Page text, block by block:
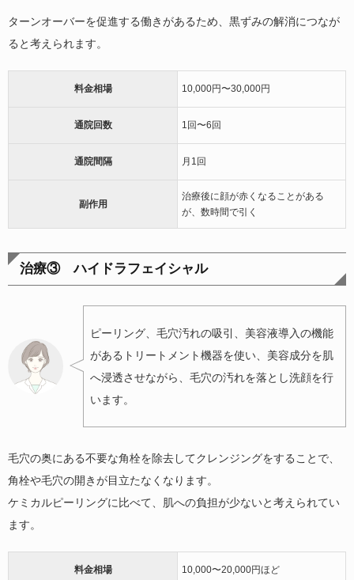
ターンオーバーを促進する働きがあるため、黒ずみの解消につなが
ると考えられます。
料金相場 10,000円〜30,000円
通院回数 1回〜6回
通院間隔 月1回
副作用
治療後に顔が赤くなることがある
が、数時間で引く
治療③ ハイドラフェイシャル
ピーリング、毛穴汚れの吸引、美容液導入の機能
があるトリートメント機器を使い、美容成分を肌
へ浸透させながら、毛穴の汚れを落とし洗顔を行
います。
毛穴の奥にある不要な角栓を除去してクレンジングをすることで、
角栓や毛穴の開きが目立たなくなります。
ケミカルピーリングに比べて、肌への負担が少ないと考えられてい
ます。
料金相場 10,000〜20,000円ほど